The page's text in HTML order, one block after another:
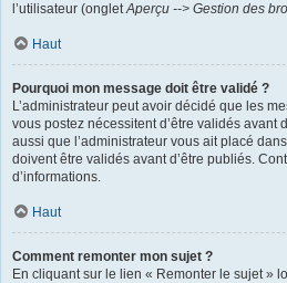
l’utilisateur (ongletAperçu --> Gestion des
Haut
Pourquoi mon message doit être validé ?
L’administrateur peut avoir décidé que les
vous postez nécessitent d’être validés avant
aussi que l’administrateur vous ait placé
doivent être validés avant d’être publiés.
d’informations.
Haut
Comment remonter mon sujet ?
En cliquant sur le lien « Remonter le sujet »